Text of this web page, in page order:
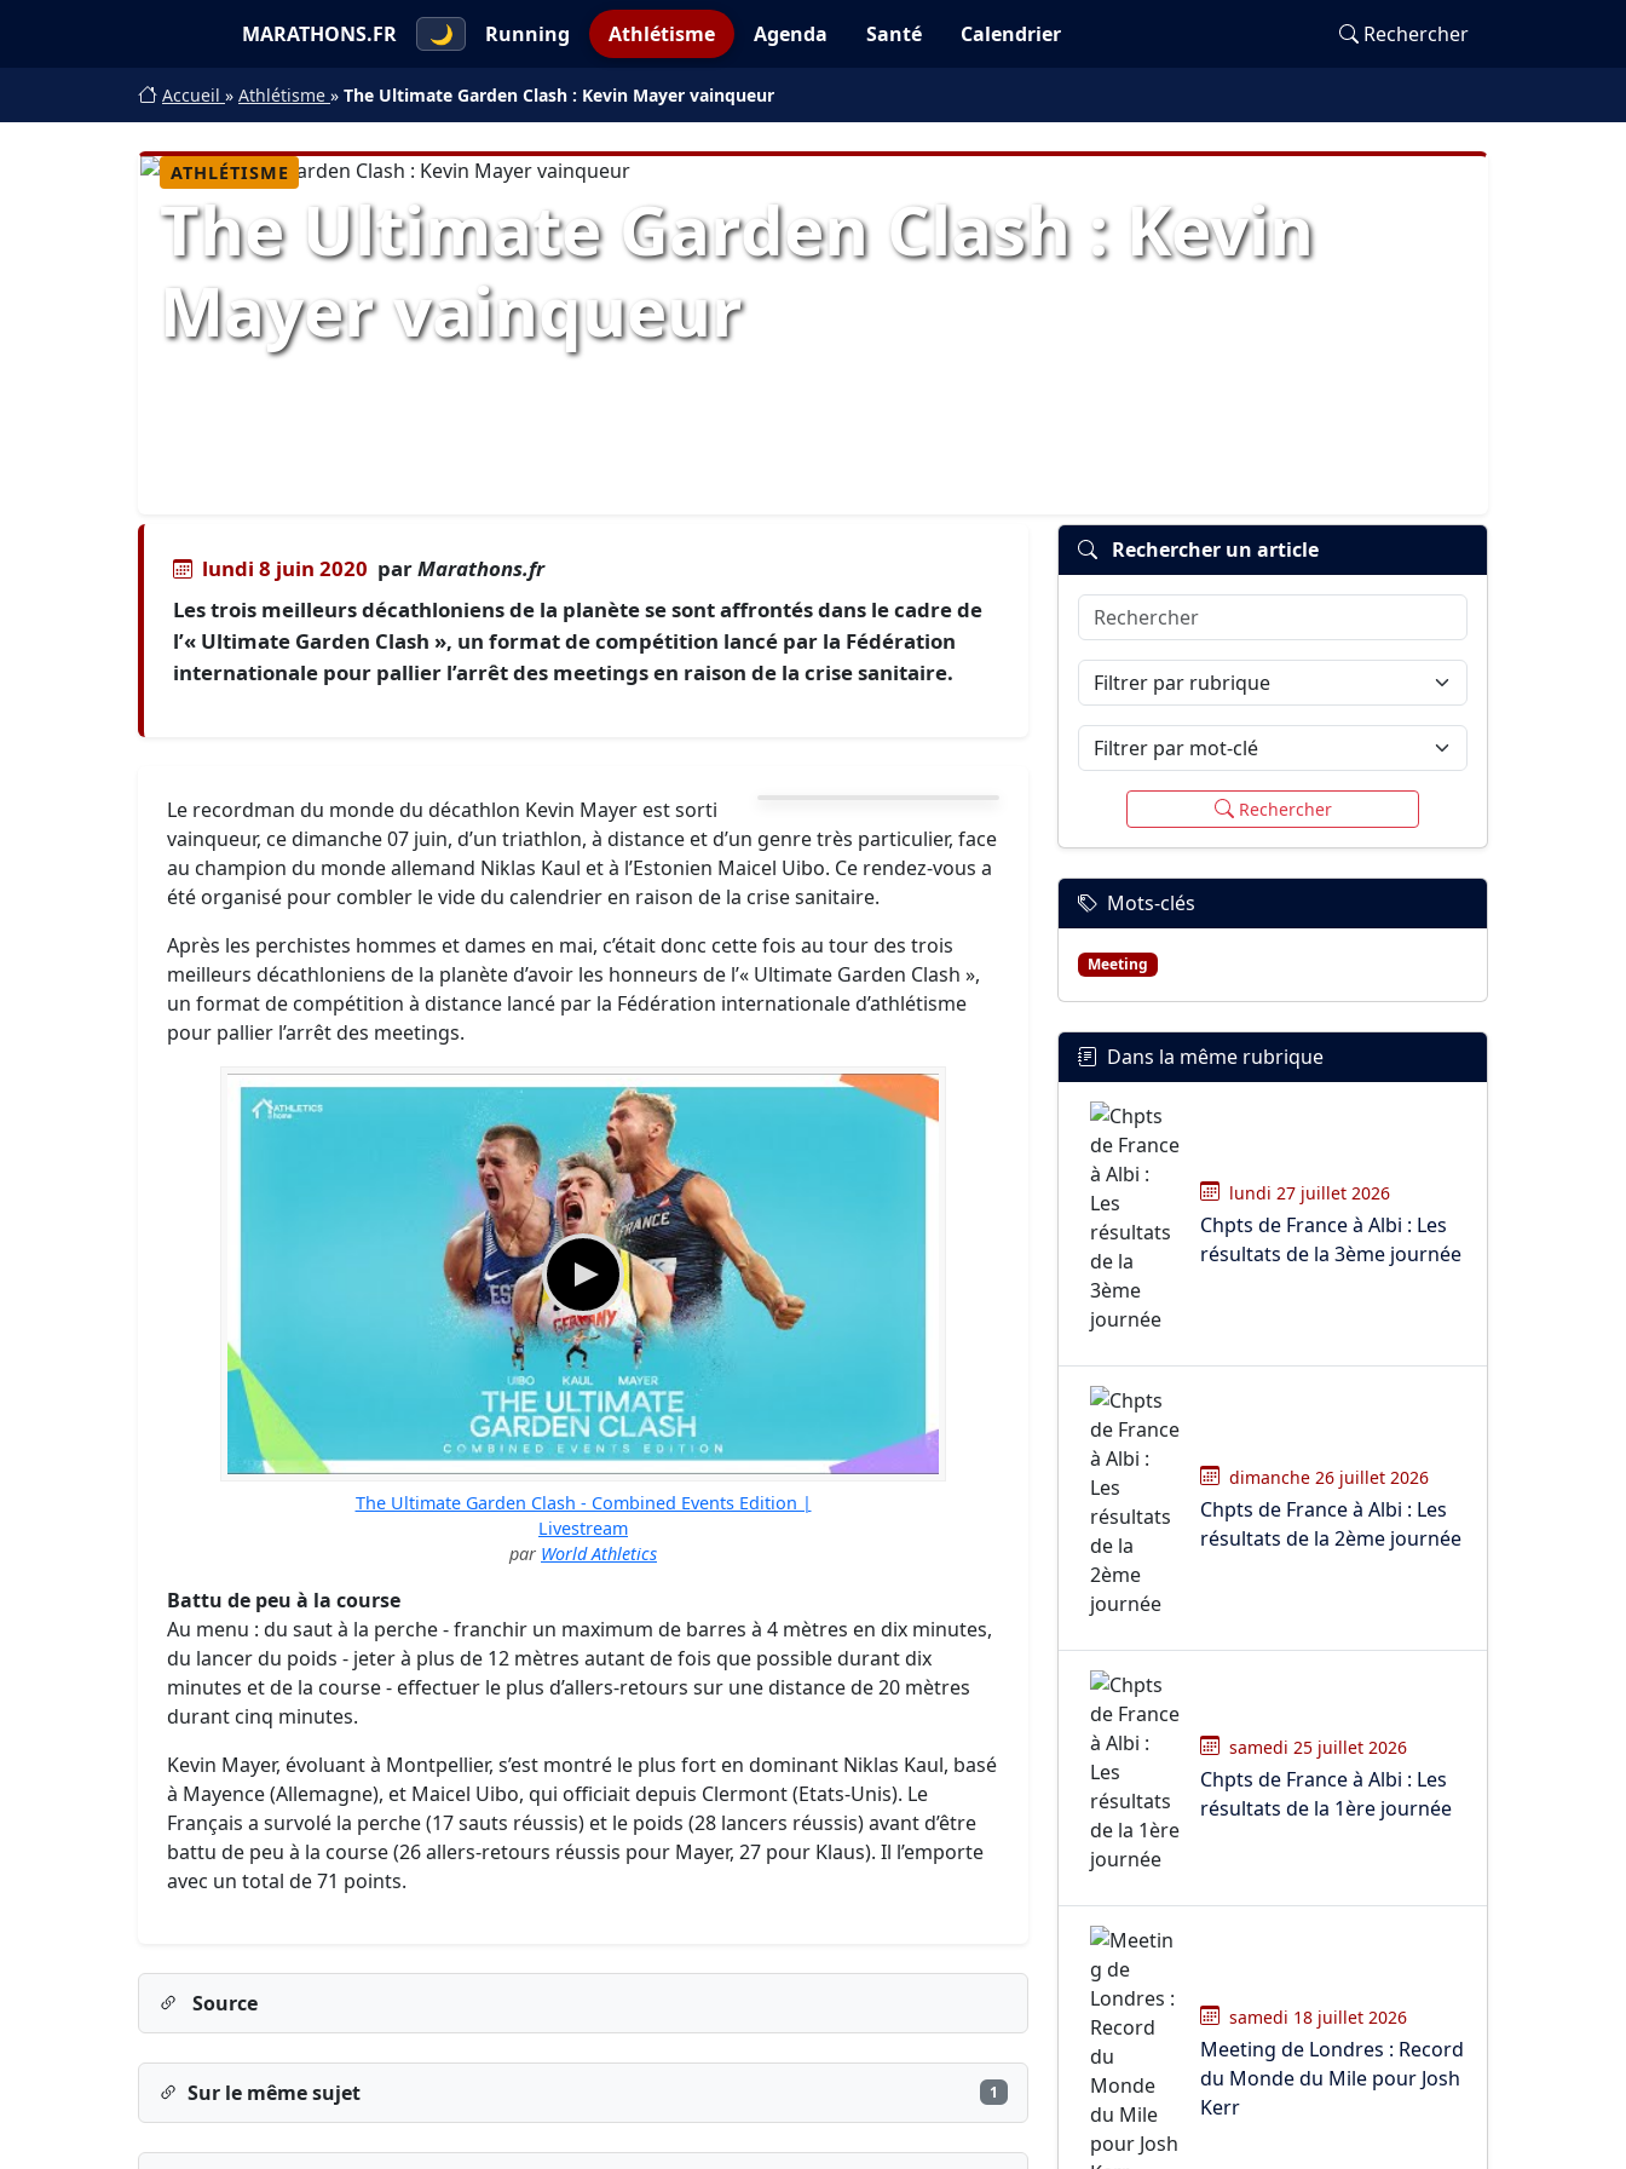
MARATHONS.FR 🌙 Running Athlétisme Agenda Santé Calendrier Rechercher
Accueil » Athlétisme » The Ultimate Garden Clash : Kevin Mayer vainqueur
ATHLÉTISME
The Ultimate Garden Clash : Kevin
Mayer vainqueur
lundi 8 juin 2020 parMarathons.fr
Les trois meilleurs décathloniens de la planète se sont affrontés dans le cadre de
l’« Ultimate Garden Clash », un format de compétition lancé par la Fédération
internationale pour pallier l’arrêt des meetings en raison de la crise sanitaire.
Le recordman du monde du décathlon Kevin Mayer est sorti
vainqueur, ce dimanche 07 juin, d’un triathlon, à distance et d’un genre très particulier, face
au champion du monde allemand Niklas Kaul et à l’Estonien Maicel Uibo. Ce rendez-vous a
été organisé pour combler le vide du calendrier en raison de la crise sanitaire.
Après les perchistes hommes et dames en mai, c’était donc cette fois au tour des trois
meilleurs décathloniens de la planète d’avoir les honneurs de l’« Ultimate Garden Clash »,
un format de compétition à distance lancé par la Fédération internationale d’athlétisme
pour pallier l’arrêt des meetings.
The Ultimate Garden Clash - Combined Events Edition |
Livestream
par World Athletics
Battu de peu à la course
Au menu : du saut à la perche - franchir un maximum de barres à 4 mètres en dix minutes,
du lancer du poids - jeter à plus de 12 mètres autant de fois que possible durant dix
minutes et de la course - effectuer le plus d’allers-retours sur une distance de 20 mètres
durant cinq minutes.
Kevin Mayer, évoluant à Montpellier, s’est montré le plus fort en dominant Niklas Kaul, basé
à Mayence (Allemagne), et Maicel Uibo, qui officiait depuis Clermont (Etats-Unis). Le
Français a survolé la perche (17 sauts réussis) et le poids (28 lancers réussis) avant d’être
battu de peu à la course (26 allers-retours réussis pour Mayer, 27 pour Klaus). Il l’emporte
avec un total de 71 points.
Source
Sur le même sujet 1
Rechercher un article
Rechercher
Filtrer par rubrique
Filtrer par mot-clé
Rechercher
Mots-clés
Meeting
Dans la même rubrique
lundi 27 juillet 2026
Chpts de France à Albi : Les
résultats de la 3ème journée
dimanche 26 juillet 2026
Chpts de France à Albi : Les
résultats de la 2ème journée
samedi 25 juillet 2026
Chpts de France à Albi : Les
résultats de la 1ère journée
samedi 18 juillet 2026
Meeting de Londres : Record
du Monde du Mile pour Josh
Kerr